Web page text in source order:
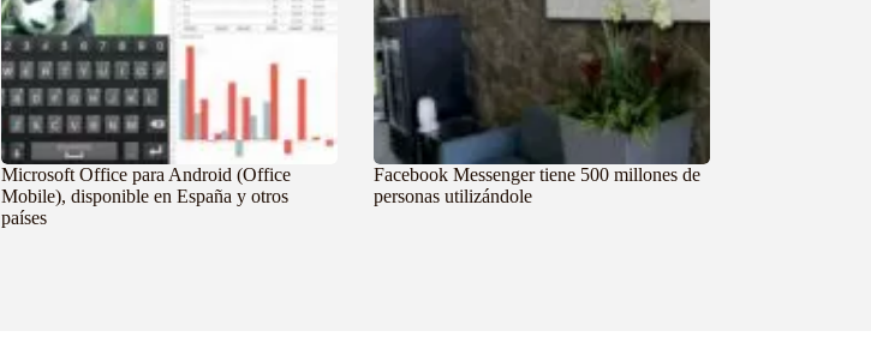
Microsoft Office para Android (Office
Mobile), disponible en España y otros
países
Facebook Messenger tiene 500 millones de
personas utilizándole